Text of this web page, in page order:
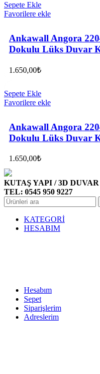
Sepete Ekle
Favorilere ekle
Ankawall Angora
Dokulu Lüks Duvar
1.650,00₺
Sepete Ekle
Favorilere ekle
Ankawall Angora
Dokulu Lüks Duvar
1.650,00₺
KUTAŞ YAPI / 3D
TEL: 0545 950 9227
KATEGORİ
HESABIM
Hesabım
Sepet
Siparişlerim
Adreslerim